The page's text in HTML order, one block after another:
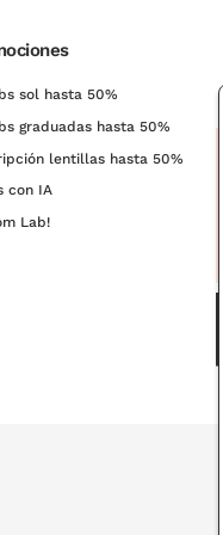
sol hasta 50%
graduadas hasta 50%
lentillas hasta 50%
con IA
Lab!